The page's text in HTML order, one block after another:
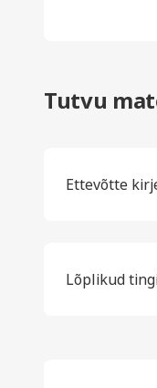
Tutvu
Ettevõtte
Lõplikud